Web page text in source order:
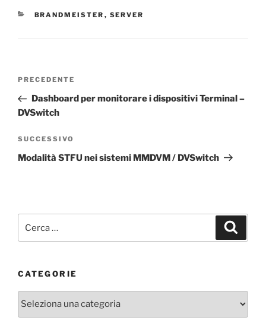
CATEGORIE
BRANDMEISTER , SERVER
Navigazione
Articolo
precedente:
PRECEDENTE
Dashboard per monitorare i dispositivi Terminal –
DVSwitch
Articolo
successivo
SUCCESSIVO
Modalità STFU nei sistemi MMDVM / DVSwitch
CATEGORIE
Categorie